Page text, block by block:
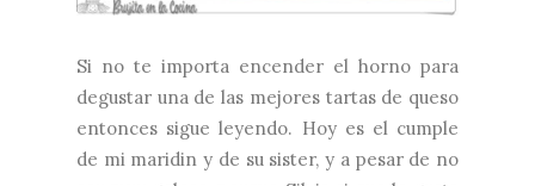
Si no te importa encender el horno para
degustar una de las mejores tartas de queso
entonces sigue leyendo. Hoy es el cumple
de mi maridin y de su sister, y a pesar de no